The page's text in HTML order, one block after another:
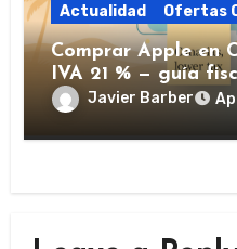
Actualidad Ofertas
Comprar Apple en
IVA 21 % — guía
Javier Barber